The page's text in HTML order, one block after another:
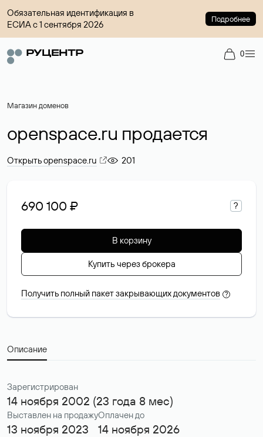
Обязательная идентификация в
ЕСИА с 1 сентября 2026
Подробнее
0
Магазин доменов
openspace.ru продается
Открыть openspace.ru 201
690 100 ₽ ?
В корзину
Купить через брокера
Получить полный пакет закрывающих документов ?
Описание
Зарегистрирован
14 ноября 2002 (23 года 8 мес)
Выставлен на продажу
13 ноября 2023
Оплачен до
14 ноября 2026